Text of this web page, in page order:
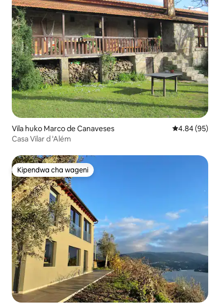
Vila huko Marco de Canaveses Ukadiriaji wa
4.84 (95)
Casa Vilar d 'Além
Kipendwa cha wageni
Kipendwa cha wageni